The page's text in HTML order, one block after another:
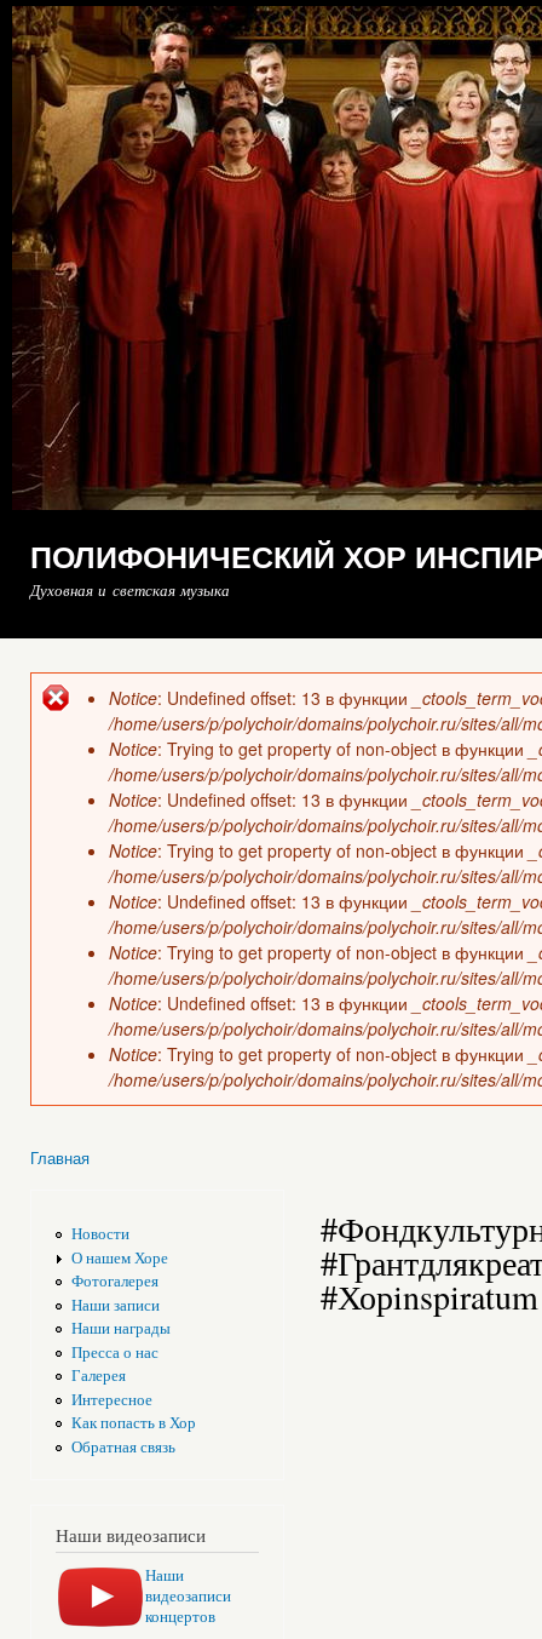
ПОЛИФОНИЧЕСКИЙ ХОР
Духовная и светская музыка
Сообщение об ошибке
Notice: Undefined offset: 13 в функции
/home/users/p/polychoir/domains/polychoir.ru/sites/all/
Notice: Trying to get property of non-object в функции
/home/users/p/polychoir/domains/polychoir.ru/sites/all/
Notice: Undefined offset: 13 в функции
/home/users/p/polychoir/domains/polychoir.ru/sites/all/
Notice: Trying to get property of non-object в функции
/home/users/p/polychoir/domains/polychoir.ru/sites/all/
Notice: Undefined offset: 13 в функции
/home/users/p/polychoir/domains/polychoir.ru/sites/all/
Notice: Trying to get property of non-object в функции
/home/users/p/polychoir/domains/polychoir.ru/sites/all/
Notice: Undefined offset: 13 в функции
/home/users/p/polychoir/domains/polychoir.ru/sites/all/
Notice: Trying to get property of non-object в функции
/home/users/p/polychoir/domains/polychoir.ru/sites/all/
Главная
Новости
О нашем Хоре
Фотогалерея
Наши записи
Наши награды
Пресса о нас
Галерея
Интересное
Как попасть в Хор
Обратная связь
Наши видеозаписи
Наши
видеозаписи
концертов
#Хорinspiratum